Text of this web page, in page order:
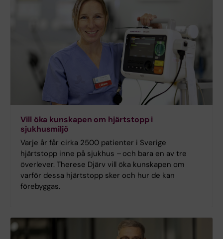
Vill öka kunskapen om hjärtstopp i
sjukhusmiljö
Varje år får cirka 2500 patienter i Sverige
hjärtstopp inne på sjukhus – och bara en av tre
överlever. Therese Djärv vill öka kunskapen om
varför dessa hjärtstopp sker och hur de kan
förebyggas.